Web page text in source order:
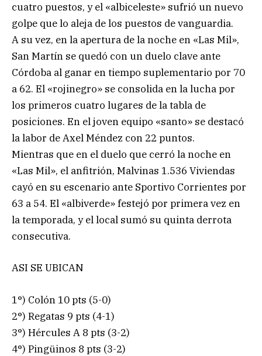
cuatro puestos, y el «albiceleste» sufrió un nuevo
golpe que lo aleja de los puestos de vanguardia.
A su vez, en la apertura de la noche en «Las Mil»,
San Martín se quedó con un duelo clave ante
Córdoba al ganar en tiempo suplementario por 70
a 62. El «rojinegro» se consolida en la lucha por
los primeros cuatro lugares de la tabla de
posiciones. En el joven equipo «santo» se destacó
la labor de Axel Méndez con 22 puntos.
Mientras que en el duelo que cerró la noche en
«Las Mil», el anfitrión, Malvinas 1.536 Viviendas
cayó en su escenario ante Sportivo Corrientes por
63 a 54. El «albiverde» festejó por primera vez en
la temporada, y el local sumó su quinta derrota
consecutiva.
ASI SE UBICAN
1°) Colón 10 pts (5-0)
2°) Regatas 9 pts (4-1)
3°) Hércules A 8 pts (3-2)
4°) Pingüinos 8 pts (3-2)